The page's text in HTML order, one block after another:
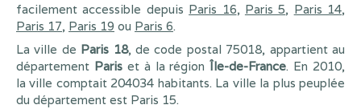
facilement accessible depuis Paris 16, Paris 5, Paris 14,
Paris 17, Paris 19 ou Paris 6.
La ville de Paris 18, de code postal 75018, appartient au
département Pariset à la régionÎle-de-France. En 2010,
la ville comptait 204034 habitants. La ville la plus peuplée
du département est Paris 15.